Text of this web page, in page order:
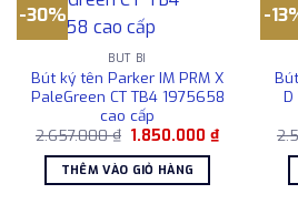
-30%
BÚT BI
Bút ký tên Parker IM PRM X
PaleGreen CT TB4 1975658
cao cấp
2.657.000₫ Giá
là:
2.657.000 ₫.
1.850.000₫Giá
hiện
1.850.000
THÊM VÀO GIỎ HÀNG
-
D